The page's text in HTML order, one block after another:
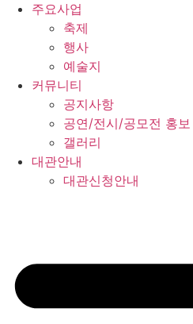
주요사업
축제
행사
예술지
커뮤니티
공지사항
공연/전시/공모전 홍보
갤러리
대관안내
대관신청안내